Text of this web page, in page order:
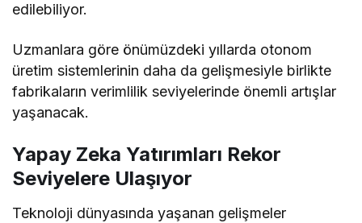
edilebiliyor.
Uzmanlara göre önümüzdeki yıllarda otonom
üretim sistemlerinin daha da gelişmesiyle birlikte
fabrikaların verimlilik seviyelerinde önemli artışlar
yaşanacak.
Yapay Zeka Yatırımları Rekor
Seviyelere Ulaşıyor
Teknoloji dünyasında yaşanan gelişmeler